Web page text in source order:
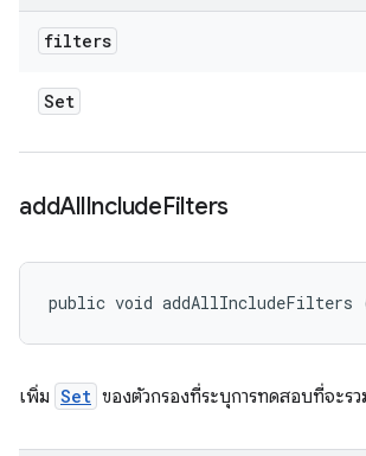
filters
Set
addAllIncludeFilters
public void
เพิ่ม Set ของตัวกรองที่ระบุการทดสอบที่จะรว